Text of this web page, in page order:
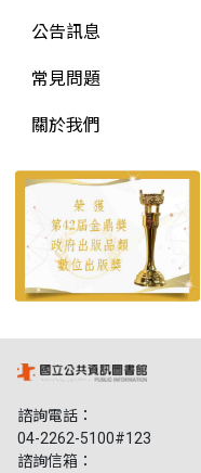
公告訊息
常見問題
關於我們
諮詢電話：
04-2262-5100#123
諮詢信箱：